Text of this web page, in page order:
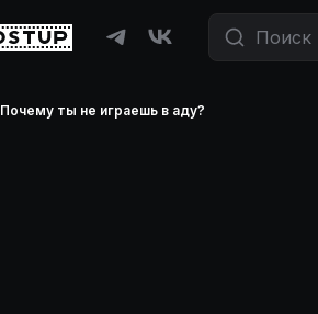
Почему ты не играешь в аду?